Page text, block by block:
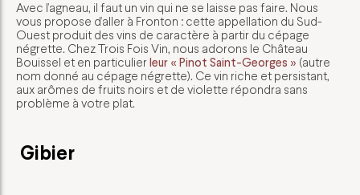
Avec l’agneau, il faut un vin qui ne se laisse pas faire. Nous
vous propose d’aller à Fronton : cette appellation du Sud-
Ouest produit des vins de caractère à partir du cépage
négrette. Chez Trois Fois Vin, nous adorons le Château
Bouissel et en particulierleur « Pinot Saint-Georges » (autre
nom donné au cépage négrette). Ce vin riche et persistant,
aux arômes de fruits noirs et de violette répondra sans
problème à votre plat.
Gibier